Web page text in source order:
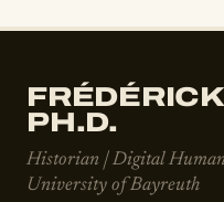
PH.D.
Historian | Digital
University of Bayreuth